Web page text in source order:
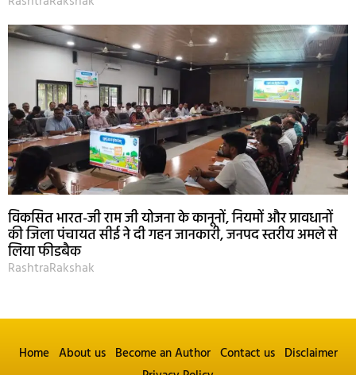
विकसित भारत-जी राम जी योजना के कानूनों, नियमों और प्रावधानों
की जिला पंचायत सीई ने दी गहन जानकारी, जनपद स्तरीय अमले से
लिया फीडबैक
RashtraRakshak
Home About us Become an Author Contact us Disclaimer